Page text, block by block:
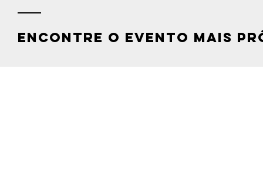
ENCONTRE O EVENTO MAIS